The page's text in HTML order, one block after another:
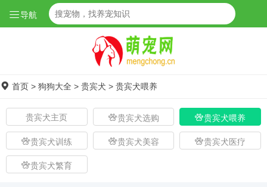
导航
首页 > 狗狗大全 > 贵宾犬 > 贵宾犬喂养
贵宾犬主页 贵宾犬选购 贵宾犬喂养
贵宾犬训练 贵宾犬美容 贵宾犬医疗
贵宾犬繁育